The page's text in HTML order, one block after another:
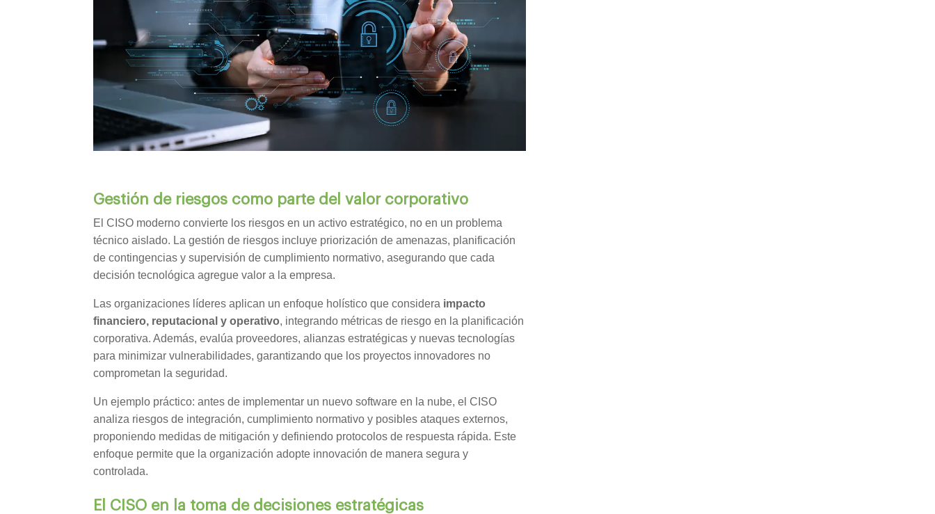
Gestión de riesgos como parte del valor corporativo
El CISO moderno convierte los riesgos en un activo estratégico, no en un problema
técnico aislado. La gestión de riesgos incluye priorización de amenazas, planificación
de contingencias y supervisión de cumplimiento normativo, asegurando que cada
decisión tecnológica agregue valor a la empresa.
Las organizaciones líderes aplican un enfoque holístico que considera impacto
financiero, reputacional y operativo, integrando métricas de riesgo en la planificación
corporativa. Además, evalúa proveedores, alianzas estratégicas y nuevas tecnologías
para minimizar vulnerabilidades, garantizando que los proyectos innovadores no
comprometan la seguridad.
Un ejemplo práctico: antes de implementar un nuevo software en la nube, el CISO
analiza riesgos de integración, cumplimiento normativo y posibles ataques externos,
proponiendo medidas de mitigación y definiendo protocolos de respuesta rápida. Este
enfoque permite que la organización adopte innovación de manera segura y
controlada.
El CISO en la toma de decisiones estratégicas